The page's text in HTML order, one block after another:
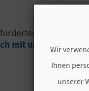
Inhalte
mit uns inWir
Ihnen
unserer